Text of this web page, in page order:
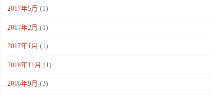
2017年5月 (1)
2017年2月 (1)
2017年1月 (1)
2016年11月 (1)
2016年9月 (3)